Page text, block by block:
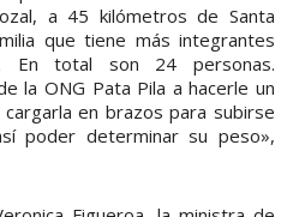
a 45 kilómetros de Santa
que tiene más integrantes
En total son 24 personas.
la ONG Pata Pila a hacerle un
en brazos para subirse
poder determinar su peso»,